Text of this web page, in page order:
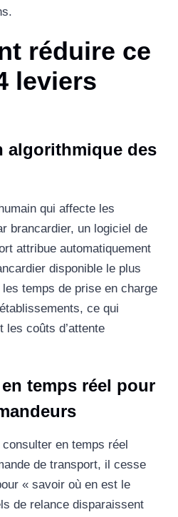
réduire ce
leviers
algorithmique des
qui affecte les
brancardier, un logiciel de
attribue automatiquement
disponible le plus
temps de prise en charge
ce qui
les coûts d’attente
temps réel pour
en temps réel
de transport, il cesse
« savoir où en est le
de relance disparaissent